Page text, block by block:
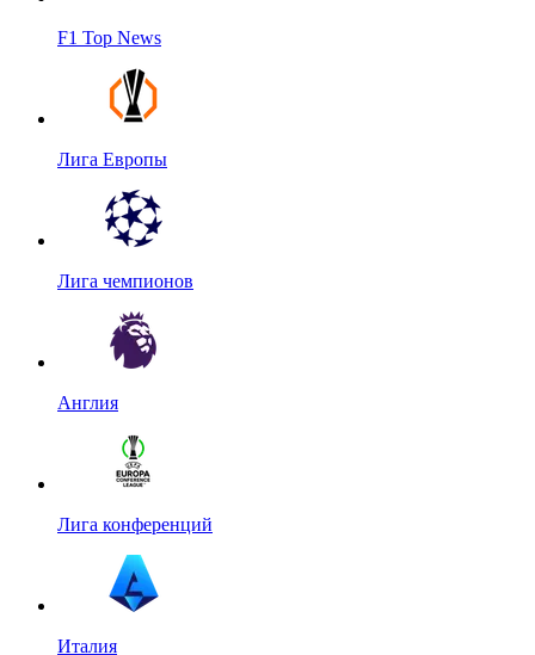
F1 Top News
Лига Европы
Лига чемпионов
Англия
Лига конференций
Италия